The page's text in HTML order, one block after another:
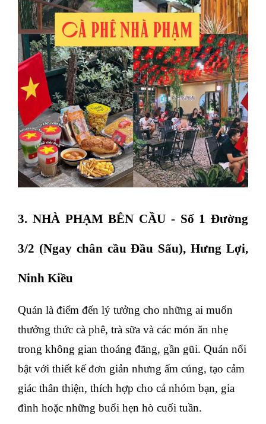
3. NHÀ PHẠM BÊN CẦU - Số 1 Đường
3/2 (Ngay chân cầu Đầu Sấu), Hưng Lợi,
Ninh Kiều
Quán là điểm đến lý tưởng cho những ai muốn
thưởng thức cà phê, trà sữa và các món ăn nhẹ
trong không gian thoáng đãng, gần gũi. Quán nổi
bật với thiết kế đơn giản nhưng ấm cúng, tạo cảm
giác thân thiện, thích hợp cho cả nhóm bạn, gia
đình hoặc những buổi hẹn hò cuối tuần.